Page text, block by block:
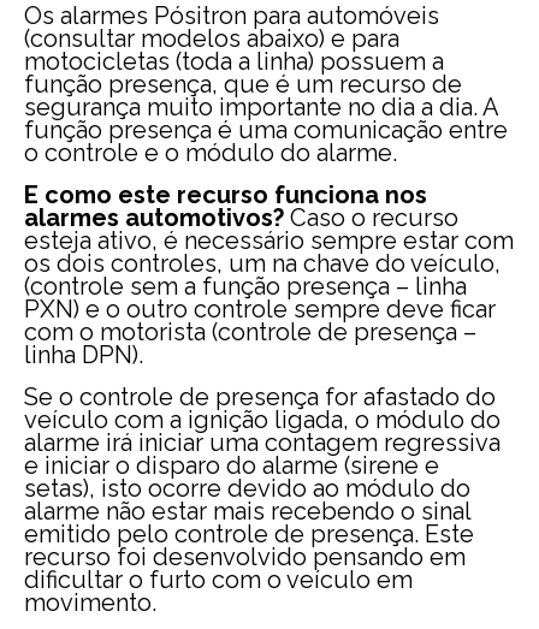
Os alarmes Pósitron para automóveis
(consultar modelos abaixo) e para
motocicletas (toda a linha) possuem a
função presença, que é um recurso de
segurança muito importante no dia a dia. A
função presença é uma comunicação entre
o controle e o módulo do alarme.
E como este recurso funciona nos
alarmes automotivos? Caso o recurso
esteja ativo, é necessário sempre estar com
os dois controles, um na chave do veículo,
(controle sem a função presença – linha
PXN) e o outro controle sempre deve ficar
com o motorista (controle de presença –
linha DPN).
Se o controle de presença for afastado do
veículo com a ignição ligada, o módulo do
alarme irá iniciar uma contagem regressiva
e iniciar o disparo do alarme (sirene e
setas), isto ocorre devido ao módulo do
alarme não estar mais recebendo o sinal
emitido pelo controle de presença. Este
recurso foi desenvolvido pensando em
dificultar o furto com o veículo em
movimento.